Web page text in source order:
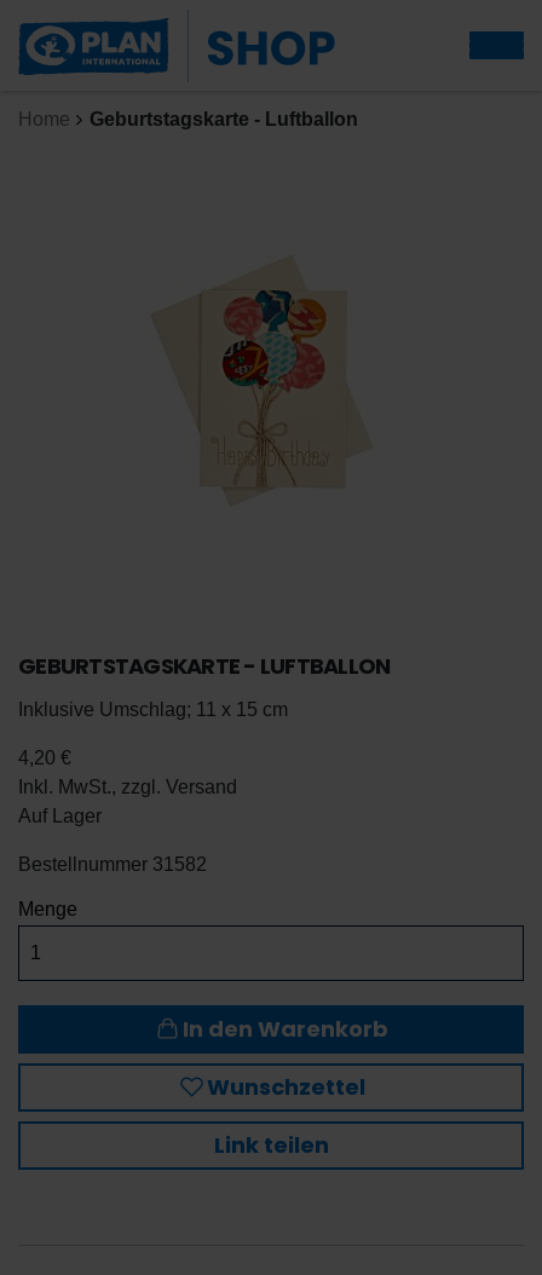
En
Home Geburtstagskarte - Luftballon
GEBURTSTAGSKARTE - LUFTBALLON
Inklusive Umschlag; 11 x 15 cm
4,20 €
Inkl. MwSt., zzgl. Versand
Auf Lager
Bestellnummer 31582
Menge
In den Warenkorb
Wunschzettel
Link teilen